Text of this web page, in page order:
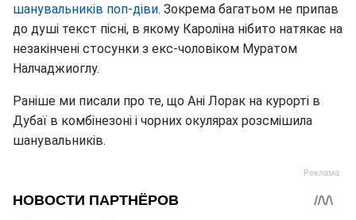
шанувальників поп-діви. Зокрема багатьом не припав
до душі текст пісні, в якому Кароліна нібито натякає на
незакінчені стосунки з екс-чоловіком Муратом
Налчаджиоглу.
Раніше ми писали про те, що Ані Лорак на курорті в
Дубаї в комбінезоні і чорних окулярах розсмішила
шанувальників.